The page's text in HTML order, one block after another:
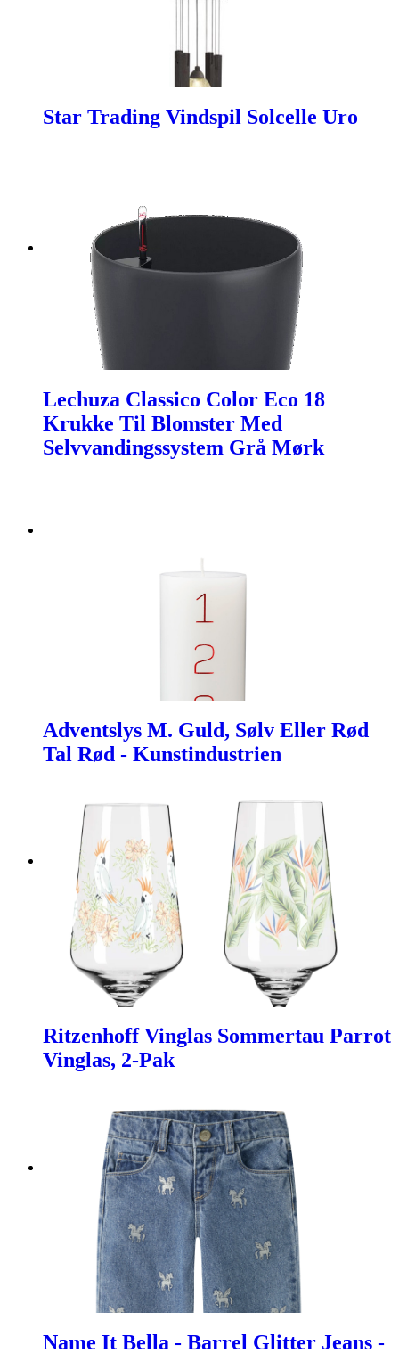
Star Trading Vindspil Solcelle Uro
Lechuza Classico Color Eco 18
Krukke Til Blomster Med
Selvvandingssystem Grå Mørk
Adventslys M. Guld, Sølv Eller Rød
Tal Rød - Kunstindustrien
Ritzenhoff Vinglas Sommertau Parrot
Vinglas, 2-Pak
Name It Bella - Barrel Glitter Jeans -